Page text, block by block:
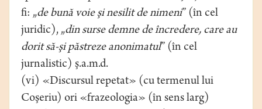
fi: „de bună voie şi nesilit de nimeni” (în cel
juridic), „din surse demne de încredere, care au
dorit să-şi păstreze anonimatul” (în cel
jurnalistic) ş.a.m.d.
(vi) «Discursul repetat» (cu termenul lui
Coşeriu) ori «frazeologia» (în sens larg)